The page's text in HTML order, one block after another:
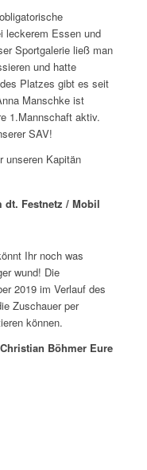
leckerem Essen und
Sportgalerie ließ man
und hatte
Platzes gibt es seit
Manschke ist
1.Mannschaft aktiv.
SAV!
unseren Kapitän
dt. Festnetz / Mobil
Ihr noch was
wund! Die
2019 im Verlauf des
Zuschauer per
können.
Böhmer Eure